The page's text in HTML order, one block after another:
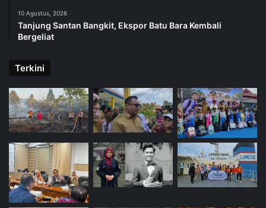
10 Agustus, 2026
Tanjung Santan Bangkit, Ekspor Batu Bara Kembali
Bergeliat
Terkini